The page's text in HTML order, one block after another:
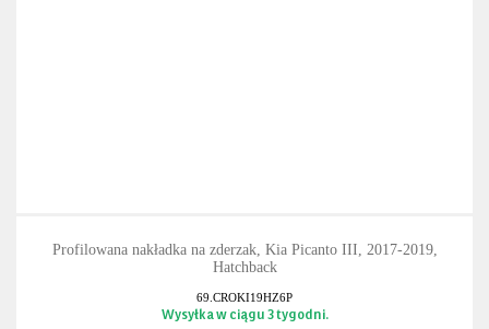
Profilowana nakładka na zderzak, Kia Picanto III, 2017-2019,
Hatchback
69.CROKI19HZ6P